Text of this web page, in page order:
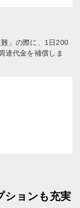
」の際に、1日200
達代金を補償しま
ションも充実